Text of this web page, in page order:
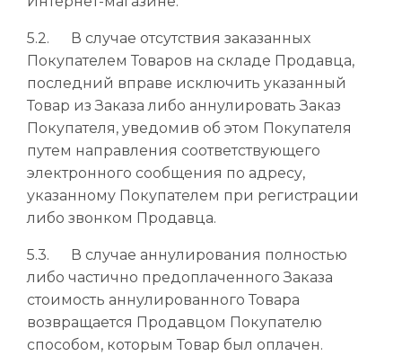
5.2. В случае отсутствия заказанных
Покупателем Товаров на складе Продавца,
последний вправе исключить указанный
Товар из Заказа либо аннулировать Заказ
Покупателя, уведомив об этом Покупателя
путем направления соответствующего
электронного сообщения по адресу,
указанному Покупателем при регистрации
либо звонком Продавца.
5.3. В случае аннулирования полностью
либо частично предоплаченного Заказа
стоимость аннулированного Товара
возвращается Продавцом Покупателю
способом, которым Товар был оплачен.